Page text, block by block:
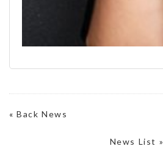
«Back News
News List »